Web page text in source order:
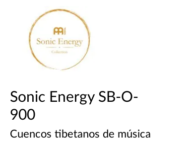
Sonic Energy SB-O-
900
Cuencos tibetanos de música